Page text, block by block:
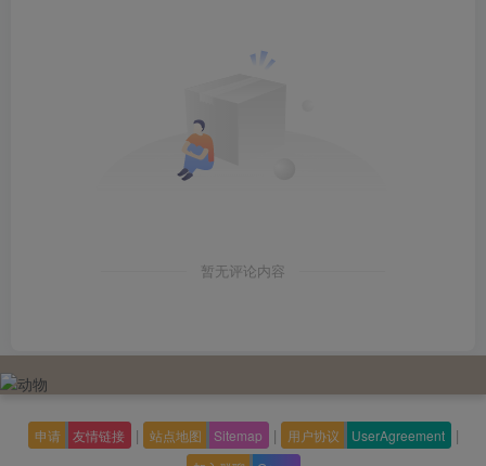
暂无评论内容
申请 友情链接 | 站点地图 Sitemap | 用户协议 UserAgreement |